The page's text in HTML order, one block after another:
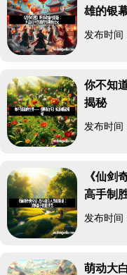
雄的银
发布时
你不知
揭秘
发布时
《仙剑
高手制
发布时
萌动大